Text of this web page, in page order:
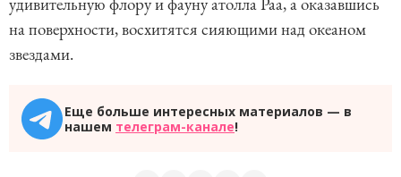
на поверхности, восхитятся сияющими над океаном
звездами.
Еще больше интересных материалов — в
нашем телеграм-канале!